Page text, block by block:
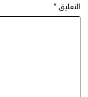
التعليق *